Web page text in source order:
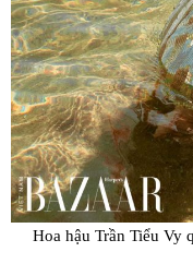
Hoa hậu Trần Tiểu Vy